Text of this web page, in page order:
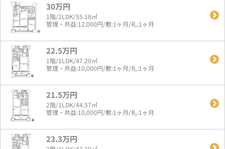
30万円
1階/2LDK/55.18㎡
管理・共益:12,000円/敷:1ヶ月/礼:1ヶ月
22.5万円
1階/1LDK/47.20㎡
管理・共益:10,000円/敷:1ヶ月/礼:1ヶ月
21.5万円
2階/1LDK/44.57㎡
管理・共益:10,000円/敷:1ヶ月/礼:1ヶ月
23.3万円